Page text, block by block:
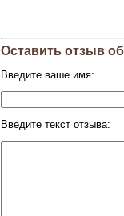
Оставить отзыв
Введите ваше имя:
Введите текст отзыва: